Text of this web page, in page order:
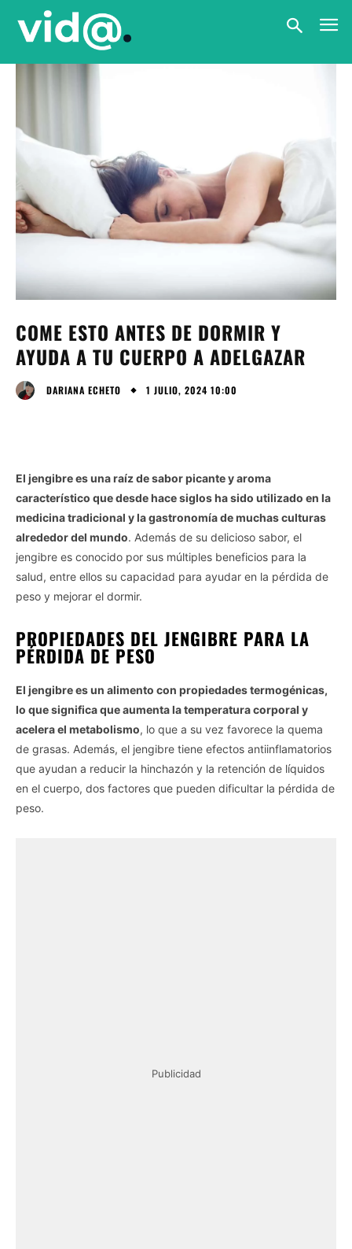
COME ESTO ANTES DE DORMIR Y
AYUDA A TU CUERPO A ADELGAZAR
DARIANA ECHETO 1 JULIO, 2024 10:00
El jengibre es una raíz de sabor picante y aroma
característico que desde hace siglos ha sido utilizado en la
medicina tradicional y la gastronomía de muchas culturas
alrededor del mundo. Además de su delicioso sabor, el
jengibre es conocido por sus múltiples beneficios para la
salud, entre ellos su capacidad para ayudar en la pérdida de
peso y mejorar el dormir.
PROPIEDADES DEL JENGIBRE PARA LA
PÉRDIDA DE PESO
El jengibre es un alimento con propiedades termogénicas,
lo que significa que aumenta la temperatura corporal y
acelera el metabolismo, lo que a su vez favorece la quema
de grasas. Además, el jengibre tiene efectos antiinflamatorios
que ayudan a reducir la hinchazón y la retención de líquidos
en el cuerpo, dos factores que pueden dificultar la pérdida de
peso.
Publicidad